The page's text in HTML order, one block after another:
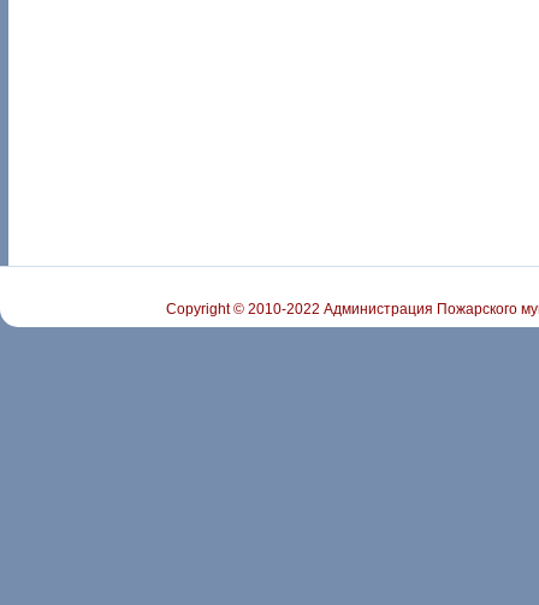
Copyright © 2010-2022 Администрация Пожарского